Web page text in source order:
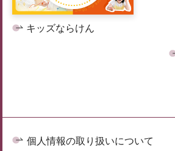
キッズならけん
個人情報の取り扱いについて